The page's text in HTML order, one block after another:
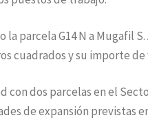
parcela G14 N a Mugafil
cuadrados y su importe de
con dos parcelas en el
de expansión previstas